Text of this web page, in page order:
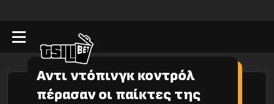
Αντι ντόπινγκ κοντρόλ
πέρασαν οι παίκτες της